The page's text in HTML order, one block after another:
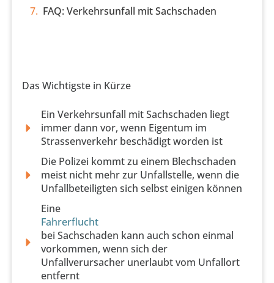
FAQ: Verkehrsunfall mit Sachschaden
Das Wichtigste in Kürze
Ein Verkehrsunfall mit Sachschaden liegt
immer dann vor, wenn Eigentum im
Strassenverkehr beschädigt worden ist
Die Polizei kommt zu einem Blechschaden
meist nicht mehr zur Unfallstelle, wenn die
Unfallbeteiligten sich selbst einigen können
Eine
Fahrerflucht
bei Sachschaden kann auch schon einmal
vorkommen, wenn sich der
Unfallverursacher unerlaubt vom Unfallort
entfernt